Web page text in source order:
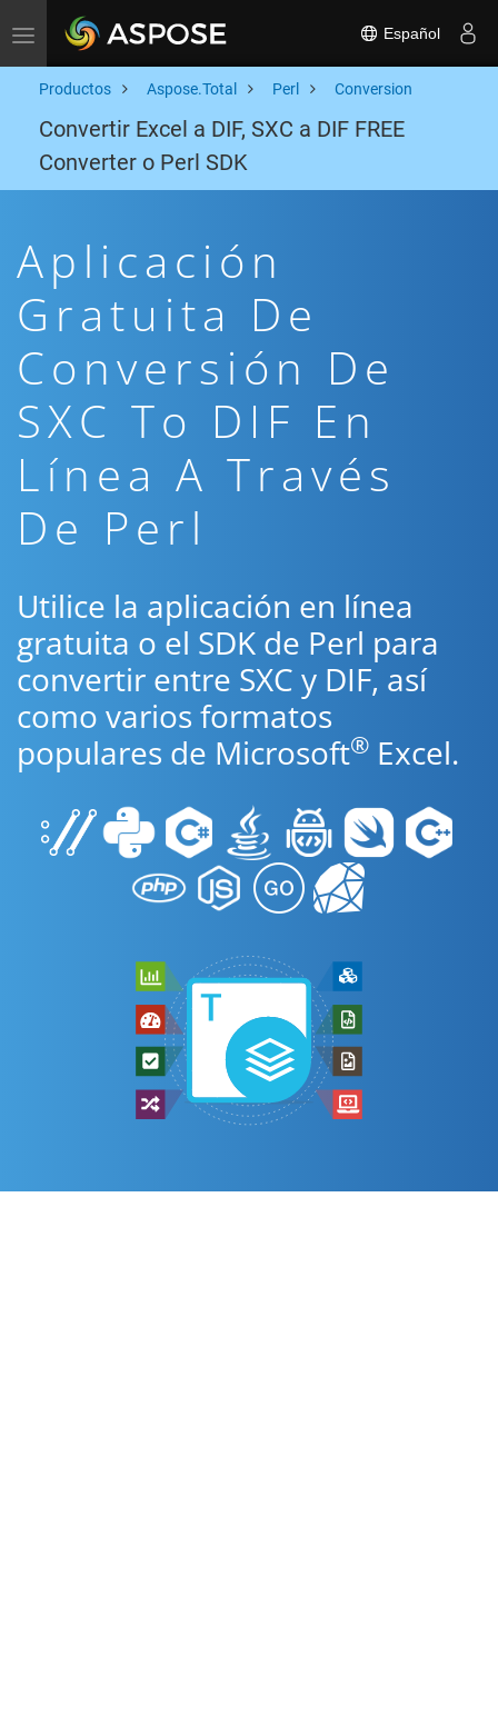
Toggle navigation Español
Productos Aspose.Total Perl Conversion
Convertir Excel a DIF, SXC a DIF FREE
Converter o Perl SDK
Aplicación
Gratuita De
Conversión De
SXC To DIF En
Línea A Través
De Perl
Utilice la aplicación en línea
gratuita o el SDK de Perl para
convertir entre SXC y DIF, así
como varios formatos
populares de Microsoft® Excel.